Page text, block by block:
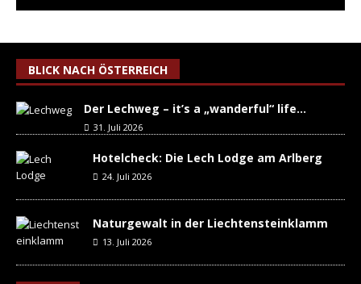
BLICK NACH ÖSTERREICH
Der Lechweg – it’s a „wanderful“ life…
31. Juli 2026
Hotelcheck: Die Lech Lodge am Arlberg
24. Juli 2026
Naturgewalt in der Liechtensteinklamm
13. Juli 2026